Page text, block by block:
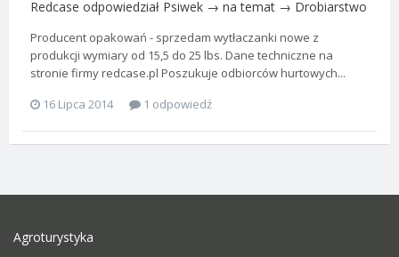
Redcase odpowiedział Psiwek → na temat → Drobiarstwo
Producent opakowań - sprzedam wytłaczanki nowe z
produkcji wymiary od 15,5 do 25 lbs. Dane techniczne na
stronie firmy redcase.pl Poszukuje odbiorców hurtowych...
16 Lipca 2014
1 odpowiedź
Agroturystyka